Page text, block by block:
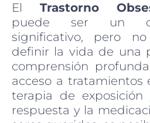
El Trastorno
puede ser un
significativo, pero
definir la vida de una
comprensión
acceso a tratamientos
terapia de
respuesta y la